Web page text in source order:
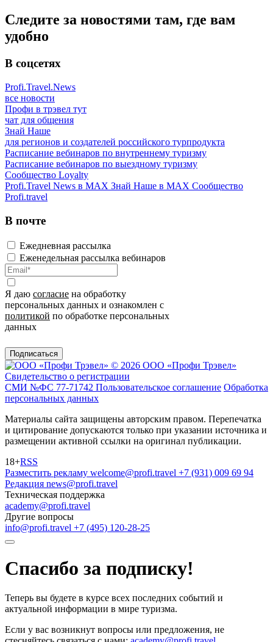
Следите за новостями там, где вам
удобно
В соцсетях
Profi.Travel.News
все новости
Профи в трэвел тут
чат для общения
Знай Наше
для регионов и создателей российского турпродукта
Расписание вебинаров по внутреннему туризму
Расписание вебинаров по выездному туризму
Сообщество Loyalty
Profi.Travel News в MAX Знай Наше в MAX Сообщество
Profi.travel
В почте
Ежедневная рассылка
Еженедельная рассылка вебинаров
Я даю согласие на обработку
персональных данных и ознакомлен с
политикой по обработке персональных
данных
Подписаться
© 2026 ООО «Профи Трэвeл»
Свидетельство о регистрации
СМИ №ФС 77-71742 Пользовательское соглашение Обработка
персональных данных
Материалы сайта защищены авторским правом. Перепечатка
и цитирование допускаются только при указании источника и
размещении активной ссылки на оригинал публикации.
18+RSS
Разместить рекламу welcome@profi.travel +7 (931) 009 69 94
Редакция news@profi.travel
Техническая поддержка
academy@profi.travel
Другие вопросы
info@profi.travel +7 (495) 120-28-25
Спасибо за подписку!
Теперь вы будете в курсе всех последних событий и
актуальной информации в мире туризма.
Если у вас возникнут вопросы или предложения, не